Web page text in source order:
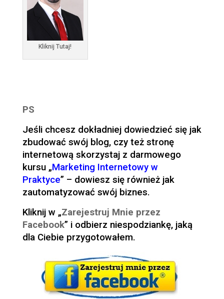
Kliknij Tutaj!
PS
Jeśli chcesz dokładniej dowiedzieć się jak
zbudować swój blog, czy też stronę
internetową skorzystaj z darmowego
kursu „Marketing Internetowy w
Praktyce” – dowiesz się również jak
zautomatyzować swój biznes.
Kliknij w „Zarejestruj Mnie przez
Facebook” i odbierz niespodziankę, jaką
dla Ciebie przygotowałem.